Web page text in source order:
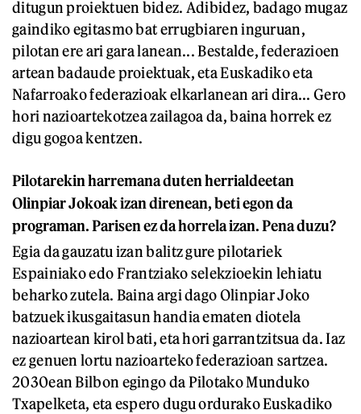
ditugun proiektuen bidez. Adibidez, badago mugaz
gaindiko egitasmo bat errugbiaren inguruan,
pilotan ere ari gara lanean... Bestalde, federazioen
artean badaude proiektuak, eta Euskadiko eta
Nafarroako federazioak elkarlanean ari dira... Gero
hori nazioartekotzea zailagoa da, baina horrek ez
digu gogoa kentzen.
Pilotarekin harremana duten herrialdeetan
Olinpiar Jokoak izan direnean, beti egon da
programan. Parisen ez da horrela izan. Pena duzu?
Egia da gauzatu izan balitz gure pilotariek
Espainiako edo Frantziako selekzioekin lehiatu
beharko zutela. Baina argi dago Olinpiar Joko
batzuek ikusgaitasun handia ematen diotela
nazioartean kirol bati, eta hori garrantzitsua da. Iaz
ez genuen lortu nazioarteko federazioan sartzea.
2030ean Bilbon egingo da Pilotako Munduko
Txapelketa, eta espero dugu ordurako Euskadiko